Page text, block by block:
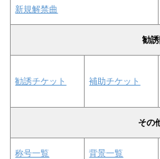
新規解禁曲
勧
勧誘チケット 補助チケット
その
称号一覧 背景一覧